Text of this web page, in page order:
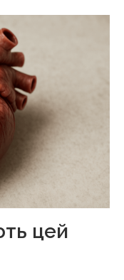
цей